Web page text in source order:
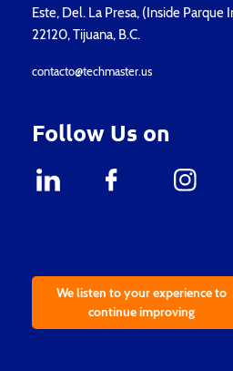
Este, Del. La Presa, (Inside Parque
22120, Tijuana, B.C.
contacto@techmaster.us
Follow Us on
We listen to your experience to
continue improving